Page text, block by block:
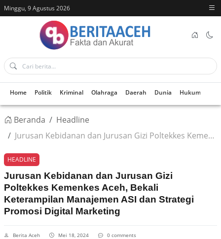
Minggu, 9 Agustus 2026
Home Politik Kriminal Olahraga Daerah Dunia Hukum
Beranda
Headline
Jurusan Kebidanan dan Jurusan Gizi Poltekkes Kemenkes Aceh, Bekali Keterampilan Manajemen ASI dan Strategi Promosi Digital Marketing
HEADLINE
Jurusan Kebidanan dan Jurusan Gizi
Poltekkes Kemenkes Aceh, Bekali
Keterampilan Manajemen ASI dan Strategi
Promosi Digital Marketing
Berita Aceh Mei 18, 2024 0 comments